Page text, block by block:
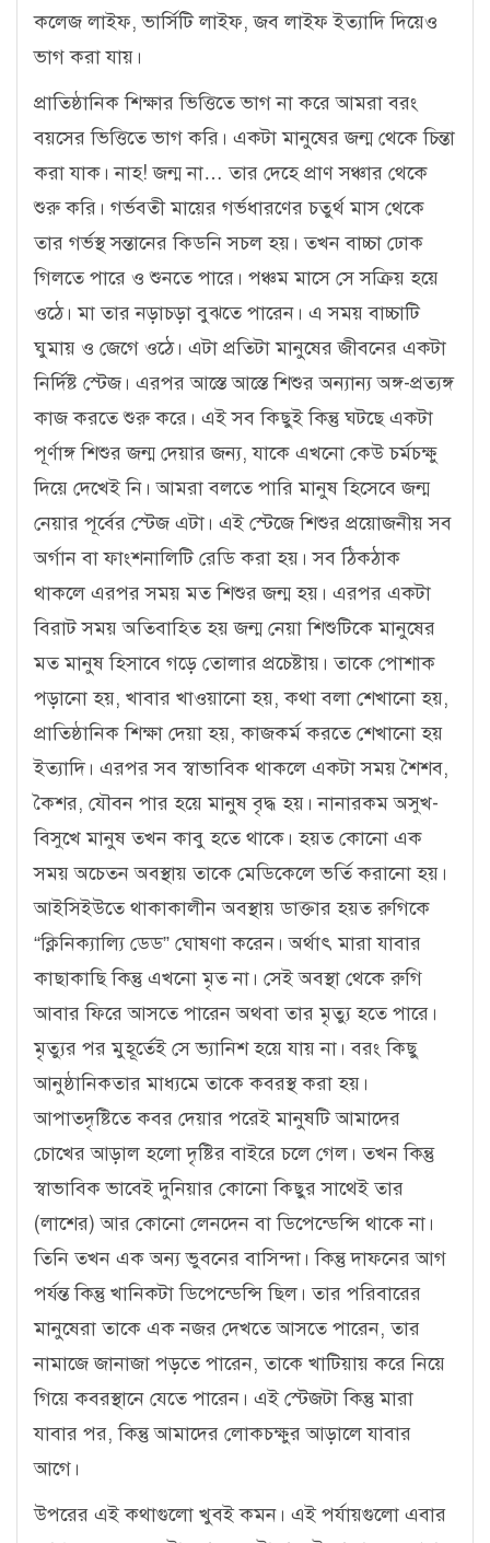
কলেজ লাইফ, ভার্সিটি লাইফ, জব লাইফ ইত্যাদি দিয়েও
ভাগ করা যায়।
প্রাতিষ্ঠানিক শিক্ষার ভিত্তিতে ভাগ না করে আমরা বরং
বয়সের ভিত্তিতে ভাগ করি। একটা মানুষের জন্ম থেকে চিন্তা
করা যাক। নাহ! জন্ম না… তার দেহে প্রাণ সঞ্চার থেকে
শুরু করি। গর্ভবতী মায়ের গর্ভধারণের চতুর্থ মাস থেকে
তার গর্ভস্থ সন্তানের কিডনি সচল হয়। তখন বাচ্চা ঢোক
গিলতে পারে ও শুনতে পারে। পঞ্চম মাসে সে সক্রিয় হয়ে
ওঠে। মা তার নড়াচড়া বুঝতে পারেন। এ সময় বাচ্চাটি
ঘুমায় ও জেগে ওঠে। এটা প্রতিটা মানুষের জীবনের একটা
নির্দিষ্ট স্টেজ। এরপর আস্তে আস্তে শিশুর অন্যান্য অঙ্গ-প্রত্যঙ্গ
কাজ করতে শুরু করে। এই সব কিছুই কিন্তু ঘটছে একটা
পূর্ণাঙ্গ শিশুর জন্ম দেয়ার জন্য, যাকে এখনো কেউ চর্মচক্ষু
দিয়ে দেখেই নি। আমরা বলতে পারি মানুষ হিসেবে জন্ম
নেয়ার পূর্বের স্টেজ এটা। এই স্টেজে শিশুর প্রয়োজনীয় সব
অর্গান বা ফাংশনালিটি রেডি করা হয়। সব ঠিকঠাক
থাকলে এরপর সময় মত শিশুর জন্ম হয়। এরপর একটা
বিরাট সময় অতিবাহিত হয় জন্ম নেয়া শিশুটিকে মানুষের
মত মানুষ হিসাবে গড়ে তোলার প্রচেষ্টায়। তাকে পোশাক
পড়ানো হয়, খাবার খাওয়ানো হয়, কথা বলা শেখানো হয়,
প্রাতিষ্ঠানিক শিক্ষা দেয়া হয়, কাজকর্ম করতে শেখানো হয়
ইত্যাদি। এরপর সব স্বাভাবিক থাকলে একটা সময় শৈশব,
কৈশর, যৌবন পার হয়ে মানুষ বৃদ্ধ হয়। নানারকম অসুখ-
বিসুখে মানুষ তখন কাবু হতে থাকে। হয়ত কোনো এক
সময় অচেতন অবস্থায় তাকে মেডিকেলে ভর্তি করানো হয়।
আইসিইউতে থাকাকালীন অবস্থায় ডাক্তার হয়ত রুগিকে
“ক্লিনিক্যাল্যি ডেড” ঘোষণা করেন। অর্থাৎ মারা যাবার
কাছাকাছি কিন্তু এখনো মৃত না। সেই অবস্থা থেকে রুগি
আবার ফিরে আসতে পারেন অথবা তার মৃত্যু হতে পারে।
মৃত্যুর পর মুহূর্তেই সে ভ্যানিশ হয়ে যায় না। বরং কিছু
আনুষ্ঠানিকতার মাধ্যমে তাকে কবরস্থ করা হয়।
আপাতদৃষ্টিতে কবর দেয়ার পরেই মানুষটি আমাদের
চোখের আড়াল হলো দৃষ্টির বাইরে চলে গেল। তখন কিন্তু
স্বাভাবিক ভাবেই দুনিয়ার কোনো কিছুর সাথেই তার
(লাশের) আর কোনো লেনদেন বা ডিপেন্ডেন্সি থাকে না।
তিনি তখন এক অন্য ভুবনের বাসিন্দা। কিন্তু দাফনের আগ
পর্যন্ত কিন্তু খানিকটা ডিপেন্ডেন্সি ছিল। তার পরিবারের
মানুষেরা তাকে এক নজর দেখতে আসতে পারেন, তার
নামাজে জানাজা পড়তে পারেন, তাকে খাটিয়ায় করে নিয়ে
গিয়ে কবরস্থানে যেতে পারেন। এই স্টেজটা কিন্তু মারা
যাবার পর, কিন্তু আমাদের লোকচক্ষুর আড়ালে যাবার
আগে।
উপরের এই কথাগুলো খুবই কমন। এই পর্যায়গুলো এবার